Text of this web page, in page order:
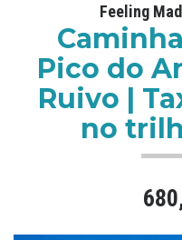
Feeling
Pico do
Ruivo |
no